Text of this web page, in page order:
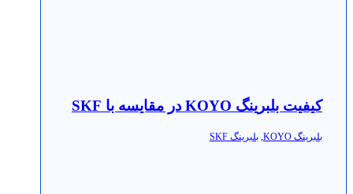
کیفیت بلبرینگ KOYO در مقایسه با SKF
بلبرینگ KOYO , بلبرینگ SKF